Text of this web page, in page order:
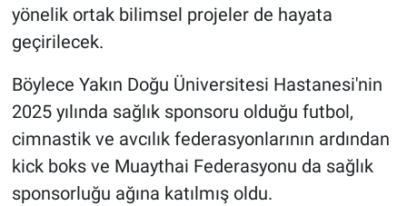
yönelik ortak bilimsel projeler de hayata
geçirilecek.
Böylece Yakın Doğu Üniversitesi Hastanesi'nin
2025 yılında sağlık sponsoru olduğu futbol,
cimnastik ve avcılık federasyonlarının ardından
kick boks ve Muaythai Federasyonu da sağlık
sponsorluğu ağına katılmış oldu.